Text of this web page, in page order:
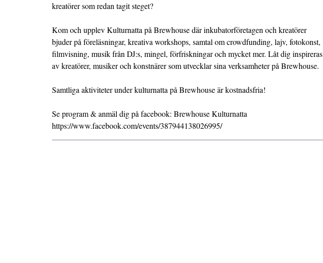
kreatörer som redan tagit steget?
Kom och upplev Kulturnatta på Brewhouse där inkubatorföretagen och kreatörer
bjuder på föreläsningar, kreativa workshops, samtal om crowdfunding, lajv, fotokonst,
filmvisning, musik från DJ:s, mingel, förfriskningar och mycket mer. Låt dig inspireras
av kreatörer, musiker och konstnärer som utvecklar sina verksamheter på Brewhouse.
Samtliga aktiviteter under kulturnatta på Brewhouse är kostnadsfria!
Se program & anmäl dig på facebook: Brewhouse Kulturnatta
https://www.facebook.com/events/387944138026995/